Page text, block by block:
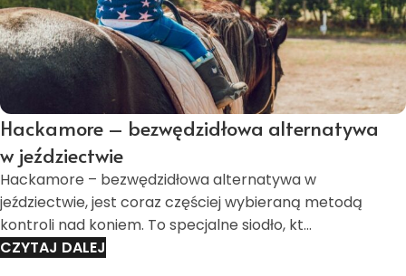
Hackamore – bezwędzidłowa alternatywa
w jeździectwie
Hackamore – bezwędzidłowa alternatywa w
jeździectwie, jest coraz częściej wybieraną metodą
kontroli nad koniem. To specjalne siodło, kt...
CZYTAJ DALEJ